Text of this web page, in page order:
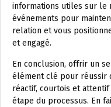
informations utiles sur le
événements pour
relation et vous
et engagé.
En conclusion, offrir un
élément clé pour réussir
réactif, courtois et
étape du processus. En